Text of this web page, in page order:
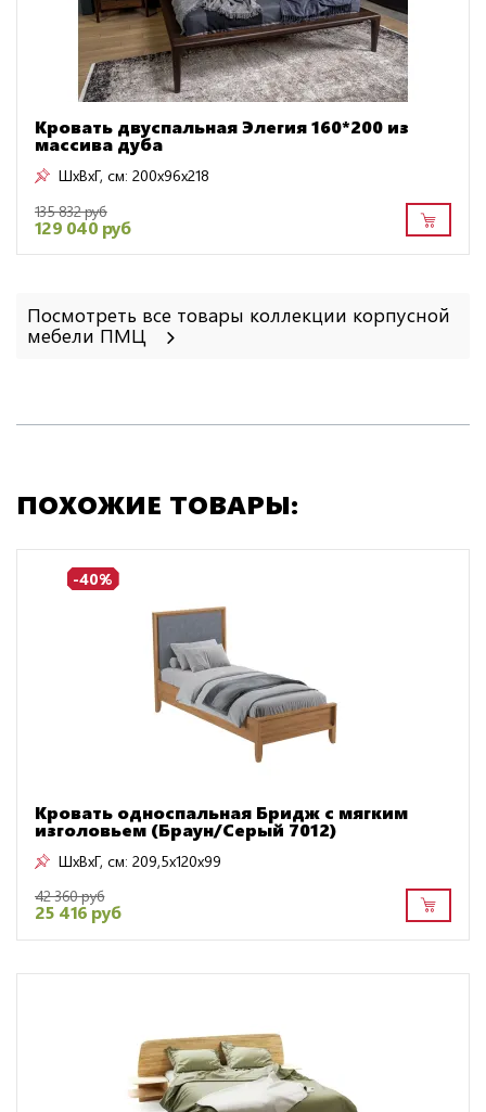
Кровать двуспальная Элегия 160*200 из
массива дуба
ШxВxГ, см: 200x96x218
135 832 руб
129 040 руб
Посмотреть все товары коллекции корпусной
мебели ПМЦ
ПОХОЖИЕ ТОВАРЫ:
-40%
Кровать односпальная Бридж с мягким
изголовьем (Браун/Серый 7012)
ШxВxГ, см: 209,5x120x99
42 360 руб
25 416 руб